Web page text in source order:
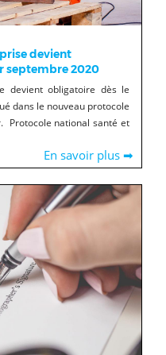
devient
septembre 2020
devient obligatoire dès le
dans le nouveau protocole
Protocole national santé et
En savoir plus ➡